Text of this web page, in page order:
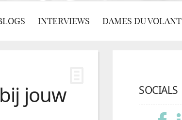
INTERVIEWS DAMES DU VOLANT
jouw SOCIALS